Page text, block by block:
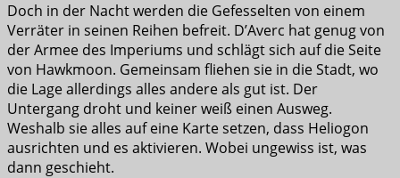
Doch in der Nacht werden die Gefesselten von einem
Verräter in seinen Reihen befreit. D’Averc hat genug von
der Armee des Imperiums und schlägt sich auf die Seite
von Hawkmoon. Gemeinsam fliehen sie in die Stadt, wo
die Lage allerdings alles andere als gut ist. Der
Untergang droht und keiner weiß einen Ausweg.
Weshalb sie alles auf eine Karte setzen, dass Heliogon
ausrichten und es aktivieren. Wobei ungewiss ist, was
dann geschieht.